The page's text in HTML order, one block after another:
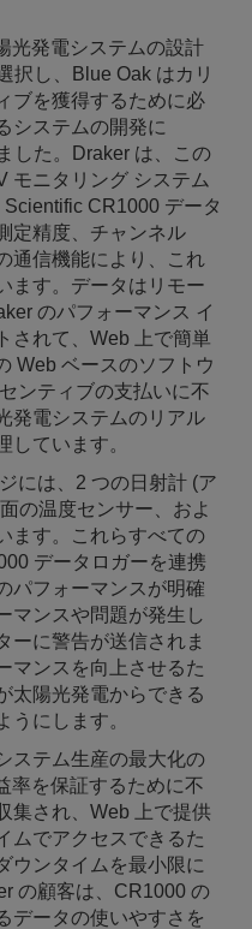
光発電システムの設計
択し、Blue Oak はカリ
ブを獲得するために必
システムの開発に
した。Draker は、この
モニタリング システム
CR1000 データ
定精度、チャンネル
通信機能により、これ
ます。データはリモー
のパフォーマンス イ
されて、Web 上で簡単
Web ベースのソフトウ
ンティブの支払いに不
発電システムのリアル
しています。
には、2 つの日射計 (ア
の温度センサー、およ
ます。これらすべての
データロガーを連携
パフォーマンスが明確
マンスや問題が発生し
ーに警告が送信されま
マンスを向上させるた
太陽光発電からできる
うにします。
ステム生産の最大化の
率を保証するために不
集され、Web 上で提供
ムでアクセスできるた
ウンタイムを最小限に
の顧客は、CR1000 の
データの使いやすさを